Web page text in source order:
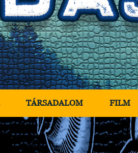
TÁRSADALOM FILM